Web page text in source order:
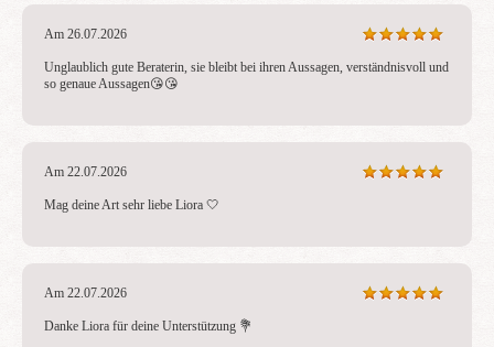
Am 26.07.2026
Unglaublich gute Beraterin, sie bleibt bei ihren Aussagen, verständnisvoll und
so genaue Aussagen😘😘
Am 22.07.2026
Mag deine Art sehr liebe Liora 🤍
Am 22.07.2026
Danke Liora für deine Unterstützung 💐